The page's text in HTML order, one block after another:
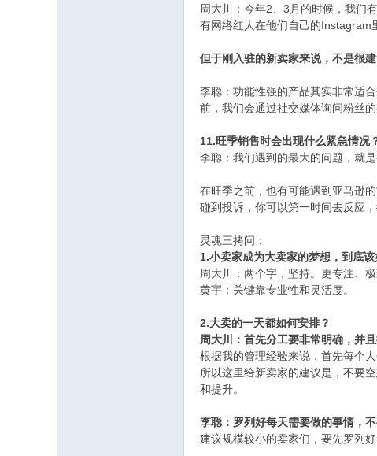
周大川：今年2、3月的时候，我们
有网络红人在他们自己的Instagram
但于刚入驻的新卖家来说，不是很
李聪：功能性强的产品其实非常适
前，我们会通过社交媒体询问粉丝
11.旺季销售时会出现什么紧急情况
李聪：我们遇到的最大的问题，就
在旺季之前，也有可能遇到亚马逊
碰到投诉，你可以第一时间去反应，
灵魂三拷问：
1.小卖家成为大卖家的梦想，到底该
周大川：两个字，坚持。更专注、
黄宇：关键靠专业性和灵活度。
2.大卖的一天都如何安排？
周大川：首先分工要非常明确，并
根据我的管理经验来说，首先每个
所以这里给新卖家的建议是，不要
和提升。
李聪：罗列好每天需要做的事情，
建议规模较小的卖家们，要先罗列